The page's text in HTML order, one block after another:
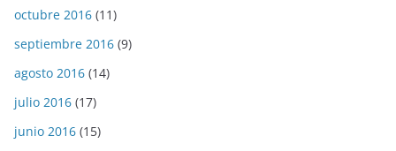
octubre 2016 (11)
septiembre 2016 (9)
agosto 2016 (14)
julio 2016 (17)
junio 2016 (15)